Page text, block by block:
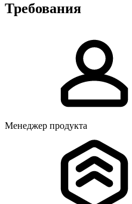
Требования
Менеджер продукта